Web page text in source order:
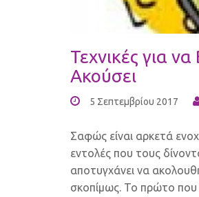
Τεχνικές για
Ακούσει
5 Σεπτεμβρίου 2017
Σαφώς είναι αρκετά
εντολές που τους
αποτυγχάνει να
σκοπίμως. Το πρώτο που